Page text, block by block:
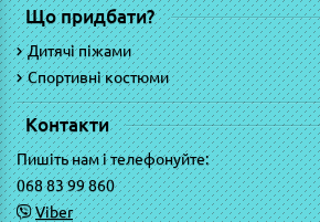
Що придбати?
Дитячі піжами
Спортивні костюми
Контакти
Пишіть нам і телефонуйте:
068 83 99 860
Viber